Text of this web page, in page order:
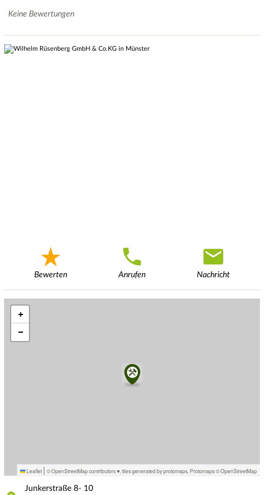
Keine Bewertungen
Bewerten Anrufen Nachricht
+
−
Leaflet | © OpenStreetMap contributors ♥, tiles generated by protomaps Protomaps©OpenStreetMap
Junkerstraße 8- 10